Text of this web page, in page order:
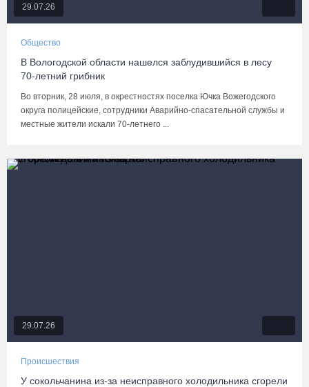
29.07.26
Общество
В Вологодской области нашелся заблудившийся в лесу
70-летний грибник
Во вторник, 28 июля, в окрестностях поселка Ючка Вожегодского
округа полицейские, сотрудники Аварийно-спасательной службы и
местные жители искали 70-летнего ...
29.07.26
Происшествия
У сокольчанина из-за неисправного холодильника сгорели